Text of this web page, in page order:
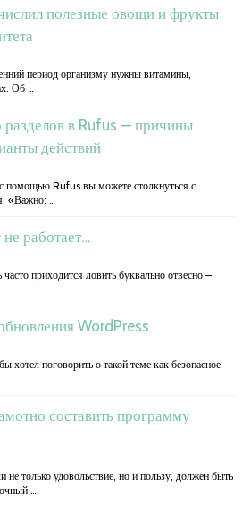
полезные овощи и фрукты
период организму нужны витамины,
Об …
в Rufus — причины
действий
помощью Rufus вы можете столкнуться с
«Важно: …
работает…
приходится ловить буквально отвесно –
WordPress
хотел поговорить о такой теме как безопасное
составить программу
не только удовольствие, но и пользу, должен быть
…